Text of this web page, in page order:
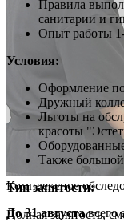
Комплексное
До 31 августавсего
Правила
санитарии и
Опыт работы
Условия:
Оформление
Дружный
Льготы на
красоты
Также
Тип занятости:
Полная занятость,